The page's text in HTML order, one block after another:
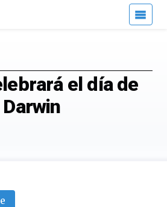
el día de
Darwin